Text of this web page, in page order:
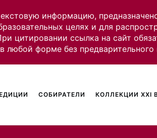
информацию,
целях и для
цитировании ссылка на сайт
форме без
СОБИРАТЕЛИ КОЛЛЕКЦИИ XXI